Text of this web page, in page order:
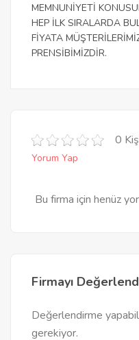
MEMNUNİYETİ
HEP İLK SIRALARDA
FİYATA
PRENSİBİMİZDİR.
0
Yorum Yap
Bu firma için henüz
Firmayı
Değerlendirme
gerekiyor.